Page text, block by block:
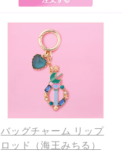
バッグチャーム リップ
ロッド（海王みちる）